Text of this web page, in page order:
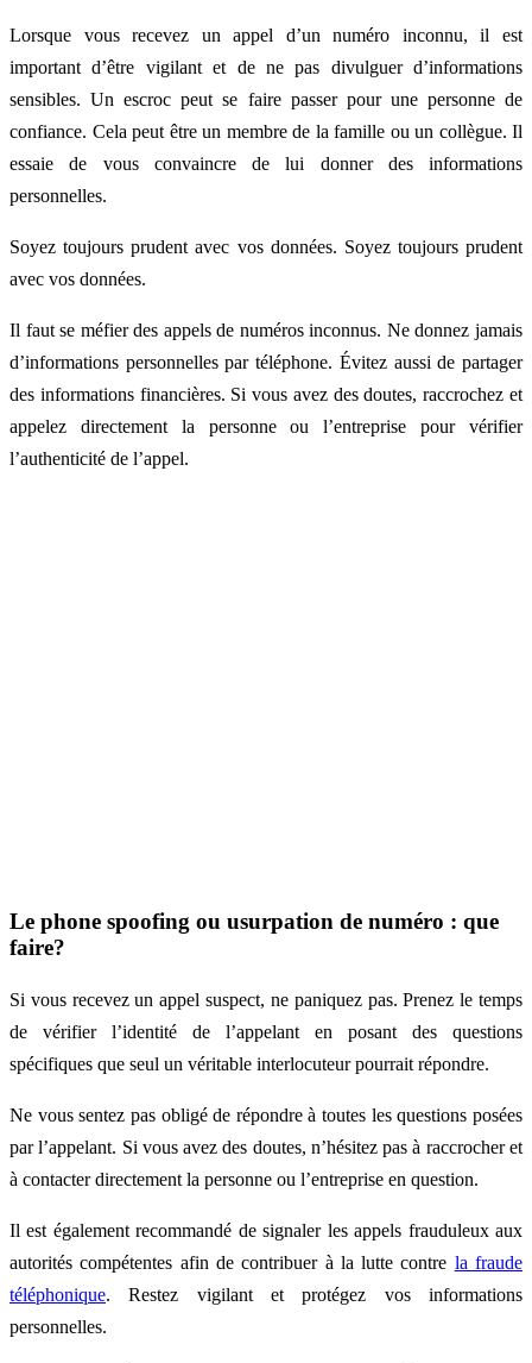
Lorsque vous recevez un appel d’un numéro inconnu, il est
important d’être vigilant et de ne pas divulguer d’informations
sensibles. Un escroc peut se faire passer pour une personne de
confiance. Cela peut être un membre de la famille ou un collègue. Il
essaie de vous convaincre de lui donner des informations
personnelles.
Soyez toujours prudent avec vos données. Soyez toujours prudent
avec vos données.
Il faut se méfier des appels de numéros inconnus. Ne donnez jamais
d’informations personnelles par téléphone. Évitez aussi de partager
des informations financières. Si vous avez des doutes, raccrochez et
appelez directement la personne ou l’entreprise pour vérifier
l’authenticité de l’appel.
Le phone spoofing ou usurpation de numéro : que
faire?
Si vous recevez un appel suspect, ne paniquez pas. Prenez le temps
de vérifier l’identité de l’appelant en posant des questions
spécifiques que seul un véritable interlocuteur pourrait répondre.
Ne vous sentez pas obligé de répondre à toutes les questions posées
par l’appelant. Si vous avez des doutes, n’hésitez pas à raccrocher et
à contacter directement la personne ou l’entreprise en question.
Il est également recommandé de signaler les appels frauduleux aux
autorités compétentes afin de contribuer à la lutte contre la fraude
téléphonique. Restez vigilant et protégez vos informations
personnelles.